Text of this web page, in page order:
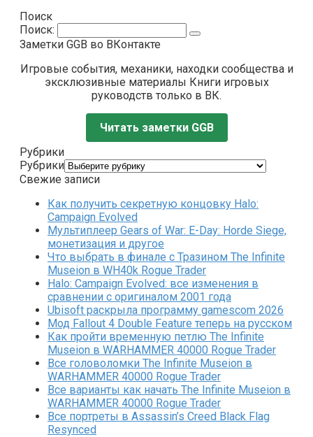
Поиск
Поиск:
Заметки GGB во ВКонтакте
Игровые события, механики, находки сообщества и
эксклюзивные материалы Книги игровых
руководств только в ВК.
Читать заметки GGB
Рубрики
Рубрики
Свежие записи
Как получить секретную концовку Halo:
Campaign Evolved
Мультиплеер Gears of War: E-Day: Horde Siege,
монетизация и другое
Что выбрать в финале с Тразином The Infinite
Museion в WH40k Rogue Trader
Halo: Campaign Evolved: все изменения в
сравнении с оригиналом 2001 года
Ubisoft раскрыла программу gamescom 2026
Мод Fallout 4 Double Feature теперь на русском
Как пройти временную петлю The Infinite
Museion в WARHAMMER 40000 Rogue Trader
Все головоломки The Infinite Museion в
WARHAMMER 40000 Rogue Trader
Все варианты как начать The Infinite Museion в
WARHAMMER 40000 Rogue Trader
Все портреты в Assassin’s Creed Black Flag
Resynced